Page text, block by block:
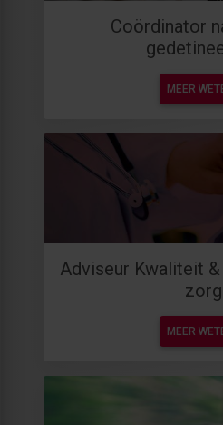
Coördinator
MEER
Adviseur Kwaliteit
zorg
MEER